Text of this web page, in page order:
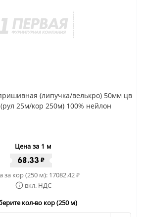
(липучка/велькро) 50мм цв
25м/кор 250м) 100% нейлон
Цена за 1 м
68.33 ₽
за кор (250 м): 17082.42₽
вкл. НДС
кол-во кор (250 м)